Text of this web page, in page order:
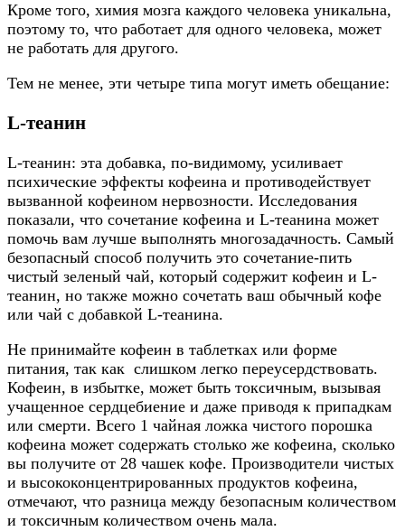
Кроме того, химия мозга каждого человека уникальна,
поэтому то, что работает для одного человека, может
не работать для другого.
Тем не менее, эти четыре типа могут иметь обещание:
L-теанин
L-теанин: эта добавка, по-видимому, усиливает
психические эффекты кофеина и противодействует
вызванной кофеином нервозности. Исследования
показали, что сочетание кофеина и L-теанина может
помочь вам лучше выполнять многозадачность. Самый
безопасный способ получить это сочетание-пить
чистый зеленый чай, который содержит кофеин и L-
теанин, но также можно сочетать ваш обычный кофе
или чай с добавкой L-теанина.
Не принимайте кофеин в таблетках или форме
питания, так как слишком легко переусердствовать.
Кофеин, в избытке, может быть токсичным, вызывая
учащенное сердцебиение и даже приводя к припадкам
или смерти. Всего 1 чайная ложка чистого порошка
кофеина может содержать столько же кофеина, сколько
вы получите от 28 чашек кофе. Производители чистых
и высококонцентрированных продуктов кофеина,
отмечают, что разница между безопасным количеством
и токсичным количеством очень мала.